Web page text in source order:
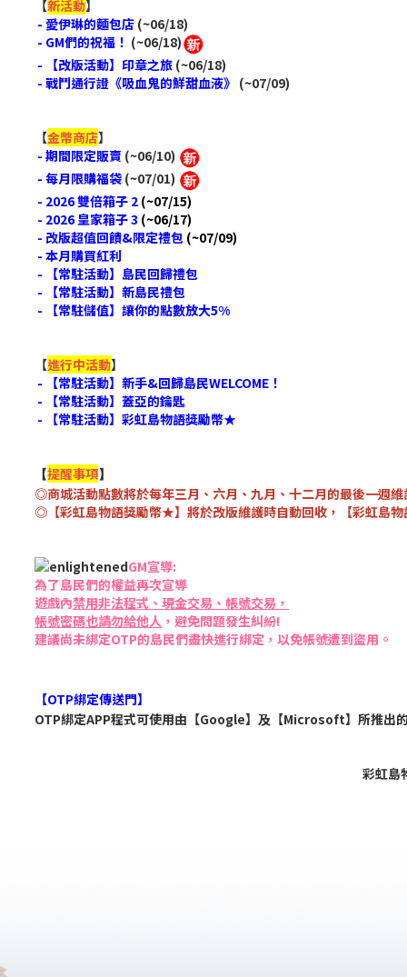
【新活動】
- 愛伊琳的麵包店 (~06/18)
- GM們的祝福！ (~06/18)
- 【改版活動】印章之旅 (~06/18)
- 戰鬥通行證《吸血鬼的鮮甜血液》 (~07/09)
【金幣商店】
- 期間限定販賣 (~06/10)
- 每月限購福袋 (~07/01)
- 2026 雙倍箱子 2 (~07/15)
- 2026 皇家箱子 3 (~06/17)
- 改版超值回饋&限定禮包 (~07/09)
- 本月購買紅利
- 【常駐活動】島民回歸禮包
- 【常駐活動】新島民禮包
- 【常駐儲值】讓你的點數放大5%
【進行中活動】
- 【常駐活動】新手&回歸島民WELCOME！
- 【常駐活動】蓋亞的鑰匙
- 【常駐活動】彩虹島物語獎勵幣★
【提醒事項】
◎商城活動點數將於每年三月、六月、九月、十二月的最後一週
◎【彩虹島物語獎勵幣★】將於改版維護時自動回收，【彩虹島
GM宣導:
為了島民們的權益再次宣導
遊戲內禁用非法程式、現金交易、帳號交易，
帳號密碼也請勿給他人 ，避免問題發生糾紛!
建議尚未綁定OTP的島民們盡快進行綁定，以免帳號遭到盜用。
【OTP綁定傳送門】
OTP綁定APP程式可使用由【Google】及【Microsoft】所推
彩虹島